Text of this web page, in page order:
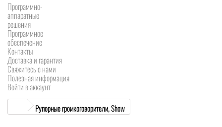
Программно-
аппаратные
решения
Программное
обеспечение
Контакты
Доставка и гарантия
Свяжитесь с нами
Полезная информация
Войти в аккаунт
Рупорные громкоговорители, Show